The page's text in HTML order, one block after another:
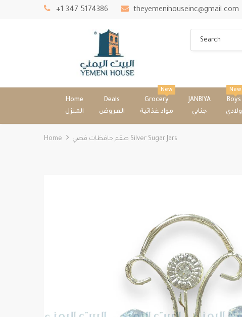
+1 347 5174386 theyemenihouseinc@gmail.com
Home
المنزل
Deals
العروض
Grocery
مواد غذائية
New
JANBIYA
جنابي
Boys
ولادي
New
Home ⁨⁨⁨طقم حافظات فضي⁩⁩⁩ Silver Sugar Jars